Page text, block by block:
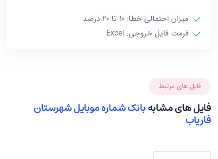
میزان احتمالی خطا: 10 تا 20 درصد
فرمت فایل خروجی: Excel
فایل های مرتبط
فایل های مشابهبانک شماره موبایل شهرستان
فاریاب